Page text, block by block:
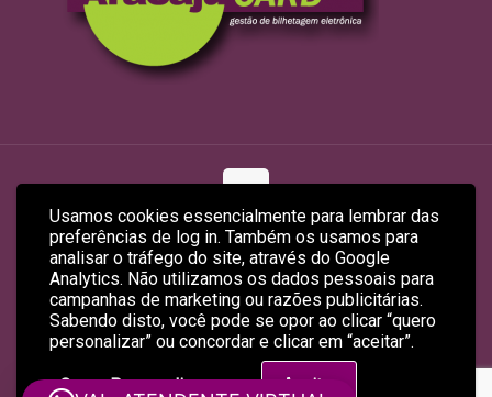
Usamos cookies essencialmente para lembrar das
preferências de log in. Também os usamos para
analisar o tráfego do site, através do Google
Analytics. Não utilizamos os dados pessoais para
campanhas de marketing ou razões publicitárias.
Sabendo disto, você pode se opor ao clicar “quero
personalizar” ou concordar e clicar em “aceitar”.
Quero Personalizar Aceitar
© 2026 ARACAJUCARD LTDA
Site Produzido porEmpreendex.com&Baruk Soft